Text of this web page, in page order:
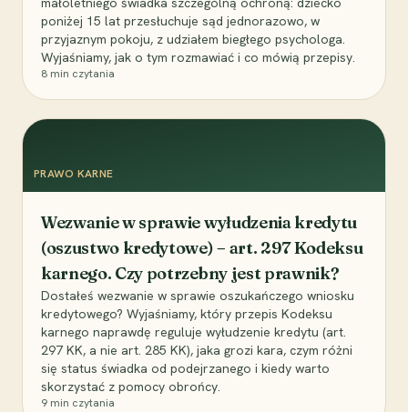
poniżej 15 lat przesłuchuje sąd jednorazowo, w
przyjaznym pokoju, z udziałem biegłego psychologa.
Wyjaśniamy, jak o tym rozmawiać i co mówią przepisy.
8 min czytania
PRAWO KARNE
Wezwanie w sprawie wyłudzenia kredytu
(oszustwo kredytowe) – art. 297 Kodeksu
karnego. Czy potrzebny jest prawnik?
Dostałeś wezwanie w sprawie oszukańczego wniosku
kredytowego? Wyjaśniamy, który przepis Kodeksu
karnego naprawdę reguluje wyłudzenie kredytu (art.
297 KK, a nie art. 285 KK), jaka grozi kara, czym różni
się status świadka od podejrzanego i kiedy warto
skorzystać z pomocy obrońcy.
9 min czytania